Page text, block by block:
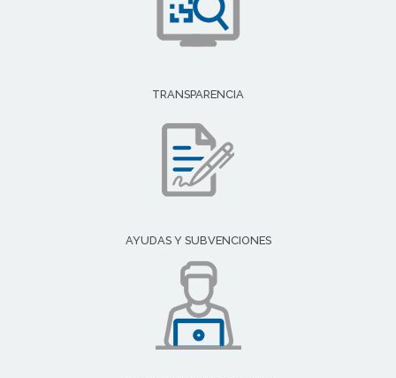
TRANSPARENCIA
AYUDAS Y SUBVENCIONES